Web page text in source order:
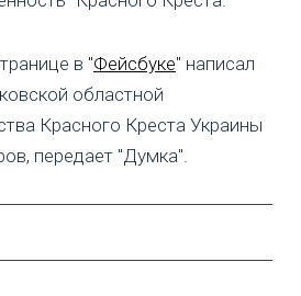
в "Фейсбуке" написал
областной
Красного Креста Украины
передает "Думка".